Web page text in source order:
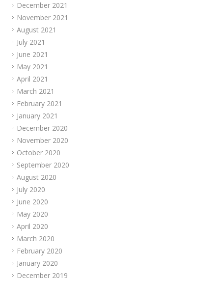
December 2021
November 2021
August 2021
July 2021
June 2021
May 2021
April 2021
March 2021
February 2021
January 2021
December 2020
November 2020
October 2020
September 2020
August 2020
July 2020
June 2020
May 2020
April 2020
March 2020
February 2020
January 2020
December 2019